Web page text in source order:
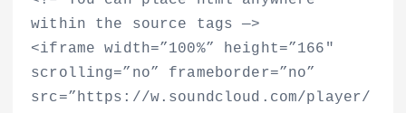
within the source tags —>
<iframe width=”100%” height=”166″
scrolling=”no” frameborder=”no”
src=”https://w.soundcloud.com/player/